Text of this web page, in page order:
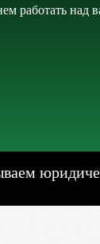
работать над